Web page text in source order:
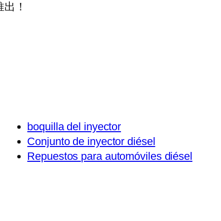
！
boquilla del inyector
Conjunto de inyector diésel
Repuestos para automóviles diésel